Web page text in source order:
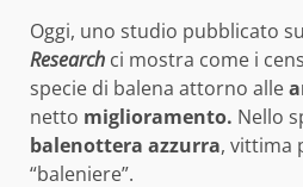
Oggi, uno studio pubblicato su
Research ci mostra come i
specie di balena attorno alle
netto miglioramento. Nello
balenottera azzurra, vittima
“baleniere”.